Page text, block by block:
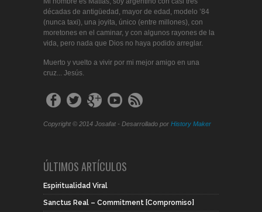
décadas de antigüedad, mayor de edad, modelo ’84
(nunca taxi), una joyita, único (entre millones), con
moretones en el caminar, y con algunos rayones de la
vida, pero nada que Dios no haya podido arreglar.
Muerto y vuelto a vivir por mi mejor amigo en una
cruz... Jesús.
Copyright © 2014 Josafat - Desarrollado por History Maker
ÚLTIMOS ARTÍCULOS
Espiritualidad Viral
Sanctus Real – Commitment [Compromiso]